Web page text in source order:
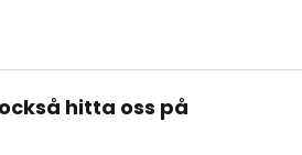
hitta oss på